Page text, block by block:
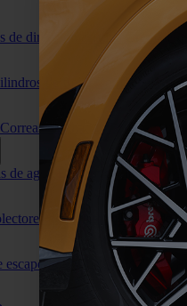
de dirección asistida
de freno Componentes
Correas alternador Correas y
de agua Electroventiladores
de admisión Filtros de
escape Filtros de partículas